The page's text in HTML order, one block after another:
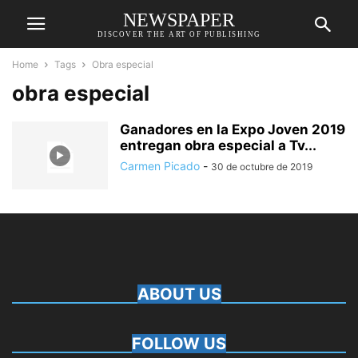
NEWSPAPER
DISCOVER THE ART OF PUBLISHING
Home Tags Obra especial
obra especial
Ganadores en la Expo Joven 2019
entregan obra especial a Tv...
Carmen Picado - 30 de octubre de 2019
ABOUT US
FOLLOW US